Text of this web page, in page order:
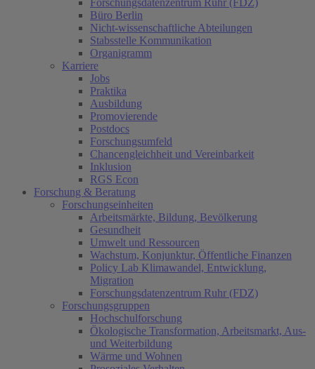
Forschungsdatenzentrum Ruhr (FDZ)
Büro Berlin
Nicht-wissenschaftliche Abteilungen
Stabsstelle Kommunikation
Organigramm
Karriere
Jobs
Praktika
Ausbildung
Promovierende
Postdocs
Forschungsumfeld
Chancengleichheit und Vereinbarkeit
Inklusion
RGS Econ
Forschung & Beratung
Forschungseinheiten
Arbeitsmärkte, Bildung, Bevölkerung
Gesundheit
Umwelt und Ressourcen
Wachstum, Konjunktur, Öffentliche Finanzen
Policy Lab Klimawandel, Entwicklung,
Migration
Forschungsdatenzentrum Ruhr (FDZ)
Forschungsgruppen
Hochschulforschung
Ökologische Transformation, Arbeitsmarkt, Aus-
und Weiterbildung
Wärme und Wohnen